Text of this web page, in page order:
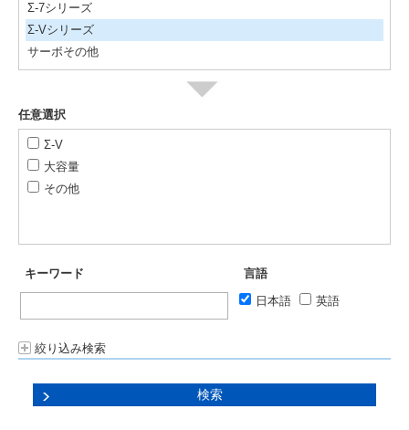
Σ-7シリーズ
Σ-Vシリーズ
サーボその他
任意選択
Σ-V
大容量
その他
キーワード
言語
日本語
英語
絞り込み検索